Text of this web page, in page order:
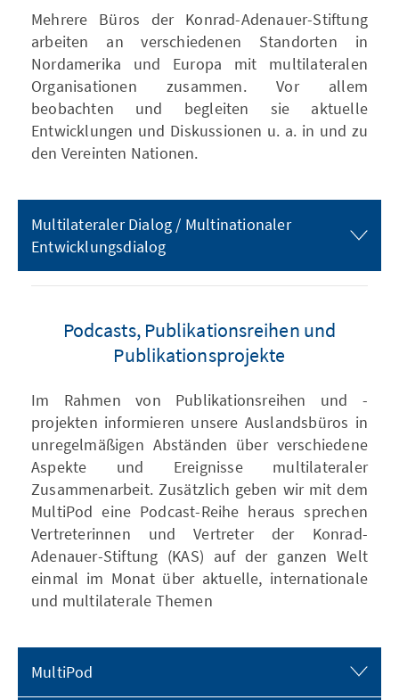
Mehrere Büros der Konrad-Adenauer-Stiftung
arbeiten an verschiedenen Standorten in
Nordamerika und Europa mit multilateralen
Organisationen zusammen. Vor allem
beobachten und begleiten sie aktuelle
Entwicklungen und Diskussionen u. a. in und zu
den Vereinten Nationen.
Multilateraler Dialog / Multinationaler
Entwicklungsdialog
Podcasts, Publikationsreihen und
Publikationsprojekte
Im Rahmen von Publikationsreihen und -
projekten informieren unsere Auslandsbüros in
unregelmäßigen Abständen über verschiedene
Aspekte und Ereignisse multilateraler
Zusammenarbeit. Zusätzlich geben wir mit dem
MultiPod eine Podcast-Reihe heraus sprechen
Vertreterinnen und Vertreter der Konrad-
Adenauer-Stiftung (KAS) auf der ganzen Welt
einmal im Monat über aktuelle, internationale
und multilaterale Themen
MultiPod